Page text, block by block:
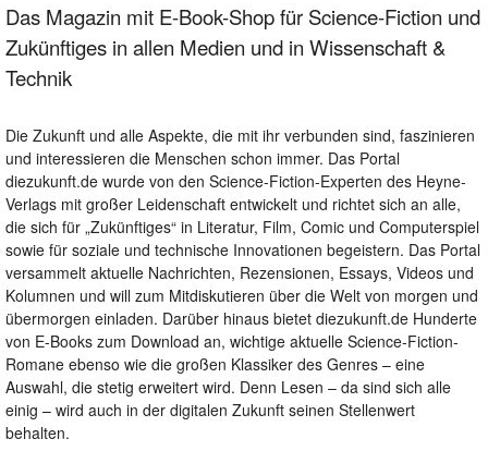
Das Magazin mit E-Book-Shop für Science-Fiction und
Zukünftiges in allen Medien und in Wissenschaft &
Technik
Die Zukunft und alle Aspekte, die mit ihr verbunden sind, faszinieren
und interessieren die Menschen schon immer. Das Portal
diezukunft.de wurde von den Science-Fiction-Experten des Heyne-
Verlags mit großer Leidenschaft entwickelt und richtet sich an alle,
die sich für „Zukünftiges“ in Literatur, Film, Comic und Computerspiel
sowie für soziale und technische Innovationen begeistern. Das Portal
versammelt aktuelle Nachrichten, Rezensionen, Essays, Videos und
Kolumnen und will zum Mitdiskutieren über die Welt von morgen und
übermorgen einladen. Darüber hinaus bietet diezukunft.de Hunderte
von E-Books zum Download an, wichtige aktuelle Science-Fiction-
Romane ebenso wie die großen Klassiker des Genres – eine
Auswahl, die stetig erweitert wird. Denn Lesen – da sind sich alle
einig – wird auch in der digitalen Zukunft seinen Stellenwert
behalten.